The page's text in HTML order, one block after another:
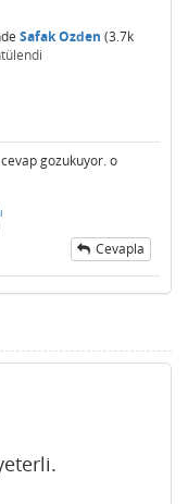
Safak Ozden (3.7k
gozukuyor. o
Cevapla